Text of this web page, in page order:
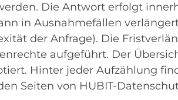
Die Antwort erfolgt
in Ausnahmefällen
der Anfrage). Die
aufgeführt. Der
Hinter jeder Aufzählung
Seiten von HUBIT-